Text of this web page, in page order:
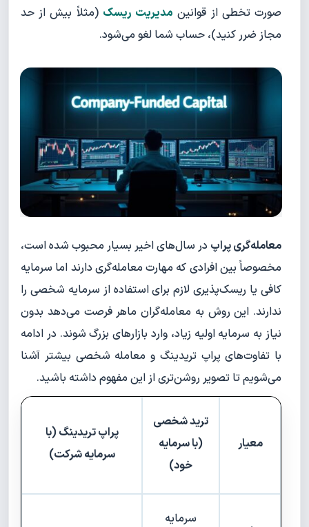
صورت تخطی از قوانین مدیریت ریسک (مثلاً بیش از حد
مجاز ضرر کنید)، حساب شما لغو می‌شود.
معامله‌گری پراپ در سال‌های اخیر بسیار محبوب شده است،
مخصوصاً بین افرادی که مهارت معامله‌گری دارند اما سرمایه
کافی یا ریسک‌پذیری لازم برای استفاده از سرمایه شخصی را
ندارند. این روش به معامله‌گران ماهر فرصت می‌دهد بدون
نیاز به سرمایه اولیه زیاد، وارد بازارهای بزرگ شوند. در ادامه
با تفاوت‌های پراپ تریدینگ و معامله شخصی بیشتر آشنا
می‌شویم تا تصویر روشن‌تری از این مفهوم داشته باشید.
معیار
ترید شخصی
(با سرمایه
خود)
پراپ تریدینگ (با
سرمایه شرکت)
سرمایه